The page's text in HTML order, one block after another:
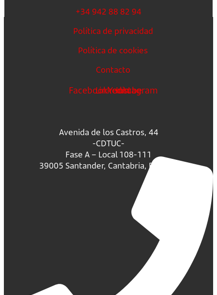
+34 942 88 82 94
Política de privacidad
Política de cookies
Contacto
FacebookLinkedin
Youtube
Instagram
Avenida de los Castros, 44
-CDTUC-
Fase A – Local 108-111
39005 Santander, Cantabria, España.